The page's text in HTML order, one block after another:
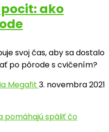
ako
svoj čas, aby sa dostalo
po pôrode s cvičením?
Megafit 3. novembra 2021